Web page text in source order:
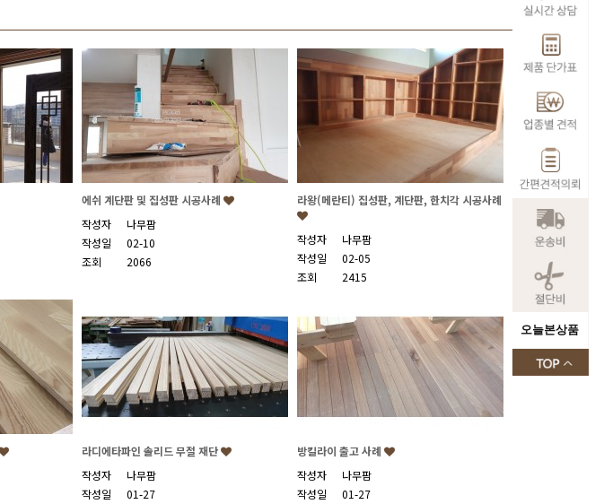
오늘본상품
에쉬 계단판 및 집성판 시공사례
작성자
나무팜
작성일
02-10
조회
2066
라왕(메란티) 집성판, 계단판, 한치각 시공사례
작성자
나무팜
작성일
02-05
조회
2415
라디에타파인 솔리드 무절 재단
작성자
나무팜
작성일
01-27
방킬라이 출고 사례
작성자
나무팜
작성일
01-27